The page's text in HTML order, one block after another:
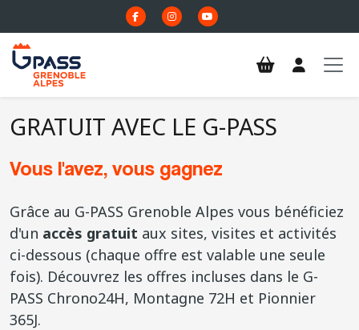
Aller au contenu principal
GRATUIT AVEC LE G-PASS
Vous l'avez, vous gagnez
Grâce au G-PASS Grenoble Alpes vous bénéficiez
d'un accès gratuit aux sites, visites et activités
ci-dessous (chaque offre est valable une seule
fois). Découvrez les offres incluses dans le G-
PASS Chrono24H, Montagne 72H et Pionnier
365J.